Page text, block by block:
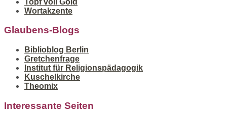
Wortakzente
Glaubens-Blogs
Biblioblog Berlin
Gretchenfrage
Institut für Religionspädagogik
Kuschelkirche
Theomix
Interessante Seiten